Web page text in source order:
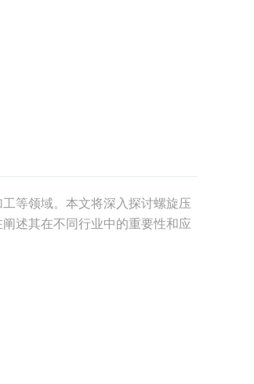
等领域。本文将深入探讨螺旋压
述其在不同行业中的重要性和应